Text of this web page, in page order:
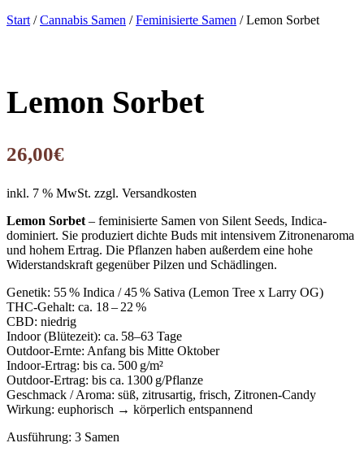
Start /Cannabis Samen /Feminisierte Samen / Lemon Sorbet
Lemon Sorbet
26,00€
inkl. 7 % MwSt. zzgl. Versandkosten
Lemon Sorbet – feminisierte Samen von Silent Seeds, Indica-
dominiert. Sie produziert dichte Buds mit intensivem Zitronenaroma
und hohem Ertrag. Die Pflanzen haben außerdem eine hohe
Widerstandskraft gegenüber Pilzen und Schädlingen.
Genetik: 55 % Indica / 45 % Sativa (Lemon Tree x Larry OG)
THC-Gehalt: ca. 18 – 22 %
CBD: niedrig
Indoor (Blütezeit): ca. 58–63 Tage
Outdoor-Ernte: Anfang bis Mitte Oktober
Indoor-Ertrag: bis ca. 500 g/m²
Outdoor-Ertrag: bis ca. 1300 g/Pflanze
Geschmack / Aroma: süß, zitrusartig, frisch, Zitronen-Candy
Wirkung: euphorisch → körperlich entspannend
Ausführung: 3 Samen